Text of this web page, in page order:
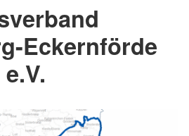
Eckernförde
e.V.